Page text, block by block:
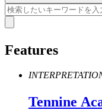
Features
Tennine